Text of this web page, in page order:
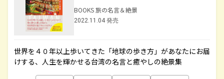
BOOKS 旅の名言＆絶景
2022.11.04 発売
世界を４０年以上歩いてきた「地球の歩き方」があなたにお届
けする、人生を輝かせる台湾の名言と癒やしの絶景集